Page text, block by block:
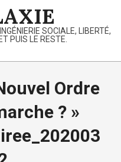
SOCIALE, LIBERTÉ,
PUIS LE RESTE.
Ordre
? »